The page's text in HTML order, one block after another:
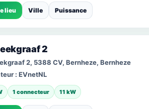
lieu Ville Puissance
2
2, 5388 CV, Bernheze, Bernheze
: EVnetNL
1 connecteur 11 kW